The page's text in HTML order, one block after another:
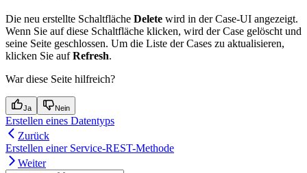
Die neu erstellte Schaltfläche Delete wird in der Case-UI angezeigt.
Wenn Sie auf diese Schaltfläche klicken, wird der Case gelöscht und
seine Seite geschlossen. Um die Liste der Cases zu aktualisieren,
klicken Sie aufRefresh.
War diese Seite hilfreich?
Ja Nein
Erstellen eines Datentyps
Zurück
Erstellen einer Service-REST-Methode
Weiter